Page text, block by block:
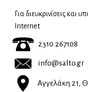
Για διευκρινίσεις και
Internet
2310 267108
info@salto.gr
Αγγελάκη 21,